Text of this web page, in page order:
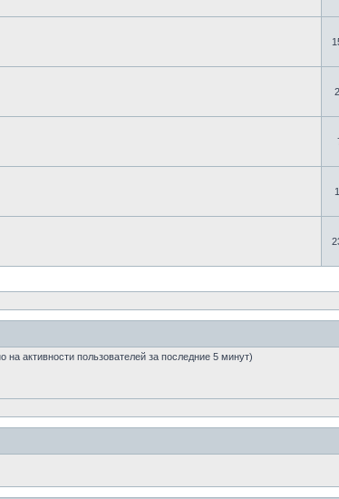
на активности пользователей за последние 5 минут)